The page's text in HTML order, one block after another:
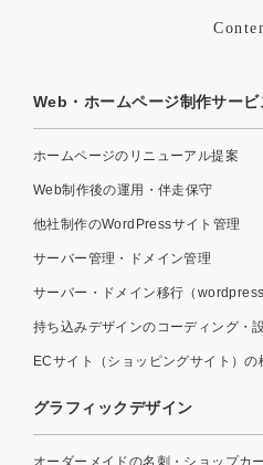
Web・ホームページ制作サービ
ホームページのリニューアル提案
Web制作後の運用・伴走保守
他社制作のWordPressサイト管理
サーバー管理・ドメイン管理
サーバー・ドメイン移行（wordpress
持ち込みデザインのコーディング・
ECサイト（ショッピングサイト）の
グラフィックデザイン
オーダーメイドの名刺・ショップカ